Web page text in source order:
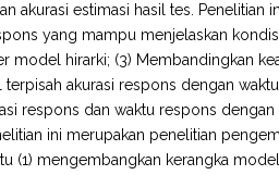
akurasi estimasi hasil tes. Penelitian
yang mampu menjelaskan
model hirarki; (3) Membandingkan
akurasi respons dengan
respons dan waktu respons
ini merupakan penelitian
(1) mengembangkan kerangka